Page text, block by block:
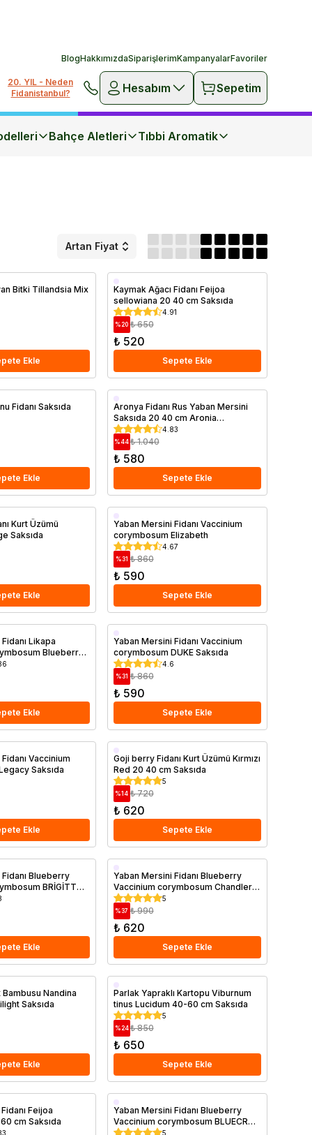
BlogHakkımızdaSiparişlerimKampanyalarFavoriler
20. YIL - Neden
Fidanistanbul?
Hesabım Sepetim
Bahçe Aletleri Tıbbi Aromatik
Artan Fiyat
Bitki Tillandsia Mix
Ekle
Saksıda
Kaymak Ağacı Fidanı Feijoa
sellowiana 20 40 cm Saksıda
4.91
%20 ₺ 650
₺ 520
Sepete Ekle
Fidanı Saksıda
Ekle
Saksıda
Aronya Fidanı Rus Yaban Mersini
Saksıda 20 40 cm Aronia
melanocarpa Viking
4.83
%44₺ 1.040
₺ 580
Sepete Ekle
Kurt Üzümü
Saksıda
Ekle
Geççi
Saksıda
Yaban Mersini Fidanı Vaccinium
corymbosum Elizabeth
4.67
%31 ₺ 860
₺ 590
Sepete Ekle
Likapa
Blueberry
Ekle
Erkenci
Geççi
Saksıda
Yaban Mersini Fidanı Vaccinium
corymbosum DUKE Saksıda
4.6
%31 ₺ 860
₺ 590
Sepete Ekle
Vaccinium
Saksıda
Ekle
Saksıda
Goji berry Fidanı Kurt Üzümü Kırmızı
Red 20 40 cm Saksıda
5
%14 ₺ 720
₺ 620
Sepete Ekle
Blueberry
BRİGİTTA
Ekle
Saksıda
Yaban Mersini Fidanı Blueberry
Vaccinium corymbosum Chandler
Saksıda
5
%37 ₺ 990
₺ 620
Sepete Ekle
Bambusu Nandina
Saksıda
Ekle
Saksıda
Parlak Yapraklı Kartopu Viburnum
tinus Lucidum 40-60 cm Saksıda
5
%24 ₺ 850
₺ 650
Sepete Ekle
Feijoa
cm Saksıda
Saksıda
Yaban Mersini Fidanı Blueberry
Vaccinium corymbosum BLUECROP
Saksıda
5